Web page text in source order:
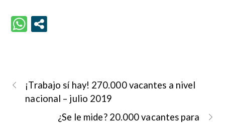
¡Trabajo sí hay! 270.000 vacantes a nivel
nacional – julio 2019
¿Se le mide? 20.000 vacantes para